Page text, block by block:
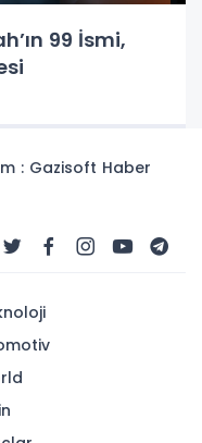
99 İsmi,
: Gazisoft Haber